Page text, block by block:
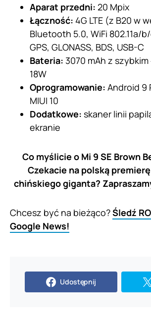
Aparat przedni: 20 Mpix
Łączność: 4G LTE (z B20 w
Bluetooth 5.0, WiFi 802.11a/
GPS, GLONASS, BDS, USB-C
Bateria: 3070 mAh z
18W
Oprogramowanie: Android 9
MIUI 10
Dodatkowe: skaner linii
ekranie
Co myślicie o Mi 9 SE Brown
Czekacie na polską
chińskiego giganta?
Chcesz być na bieżąco?Śledź
Google News!
Udostępnij